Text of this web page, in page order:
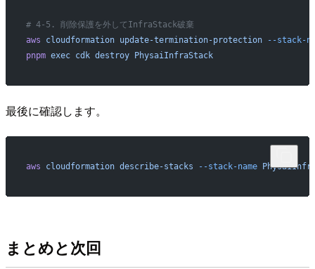
# 4-5. 削除保護を外してInfraStack破棄
aws cloudformation update-termination-protection --stack-
pnpm exec cdk destroy PhysaiInfraStack
最後に確認します。
aws cloudformation describe-stacks --stack-name
まとめと次回